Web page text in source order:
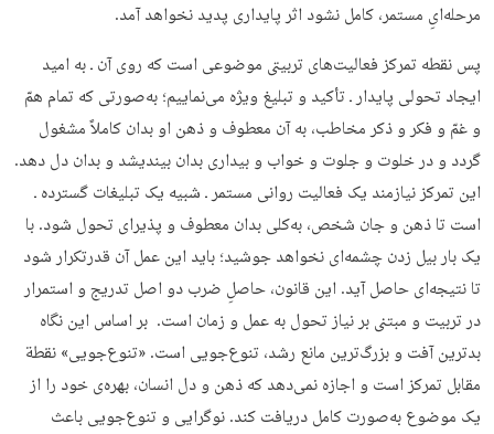
مرحله‌ایِ مستمر، کامل نشود اثر پایداری پدید نخواهد آمد.
پس نقطه تمرکز فعالیت‌های تربیتی موضوعی است که روی آن ـ به امید
ایجاد تحولی پایدار ـ تأکید و تبلیغ ویژه می‌نماییم؛ به‌صورتی که تمام همّ
و غمّ و فکر و ذکر مخاطب، به آن معطوف و ذهن او بدان کاملاً مشغول
گردد و در خلوت و جلوت و خواب و بیداری بدان بیندیشد و بدان دل دهد.
این تمرکز نیازمند یک فعالیت روانی مستمر ـ شبیه یک تبلیغات گسترده ـ
است تا ذهن و جان شخص، به‌کلی بدان معطوف و پذیرای تحول شود. با
یک بار بیل زدن چشمه‌ای نخواهد جوشید؛ باید این عمل آن قدرتکرار شود
تا نتیجه‌ای حاصل آید. این قانون، حاصلِ ضرب دو اصل تدریج و استمرار
در تربیت و مبتنی بر نیاز تحول به عمل و زمان است. بر اساس این نگاه
بدترین آفت و بزرگ‌ترین مانع رشد، تنوع‌جویی است. «تنوع‌جویی» نقطة
مقابل تمرکز است و اجازه نمی‌دهد که ذهن و دل انسان، بهره‌ی خود را از
یک موضوع به‌صورت کامل دریافت کند. نوگرایی و تنوع‌جویی باعث